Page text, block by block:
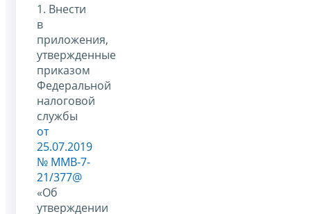
1. Внести
в
приложения,
утвержденные
приказом
Федеральной
налоговой
службы
от
25.07.2019
№ ММВ-7-
21/377@
«Об
утверждении